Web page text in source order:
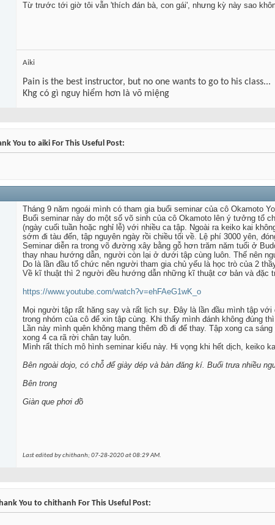
Từ trước tới giờ tôi vẫn 'thích đán bà, con gái', nhưng kỳ này sao
Aiki
Pain is the best instructor, but no one wants to go to his class...
Khg có gì nguy hiểm hơn là võ miệng
You to aiki For This Useful Post:
Tháng 9 năm ngoái mình có tham gia buổi seminar của cô Okamoto
Buổi seminar này do một số võ sinh của cô Okamoto lên ý tưởng tổ
(ngày cuối tuần hoặc nghỉ lễ) với nhiều ca tập. Ngoài ra keiko kai
sớm đi tàu đến, tập nguyên ngày rồi chiều tối về. Lệ phí 3000 yên,
Seminar diễn ra trong võ đường xây bằng gỗ hơn trăm năm tuổi ở
thay nhau hướng dẫn, người còn lại ở dưới tập cùng luôn. Thế nên
Do là lần đầu tổ chức nên người tham gia chủ yếu là học trò của 2
Về kĩ thuật thì 2 người đều hướng dẫn những kĩ thuật cơ bản và đặc
https://www.youtube.com/watch?v=ehFAeG1wK_o
Mọi người tập rất hăng say và rất lịch sự. Đây là lần đầu mình tập
trong nhóm của cô để xin tập cùng. Khi thấy mình đánh không đúng
Lần này mình quên không mang thêm đồ đi để thay. Tập xong ca
xong 4 ca rã rời chân tay luôn.
Mình rất thích mô hình seminar kiểu này. Hi vọng khi hết dịch, keiko
Bên ngoài dojo, có chỗ để giày dép và bàn đăng kí. Buổi trưa nhiều
Bên trong
Giàn que phơi đồ
Last edited by chithanh; 07-28-2020 at08:29 AM.
You to chithanh For This Useful Post: